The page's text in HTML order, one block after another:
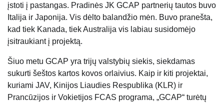
įstoti į pastangas. Pradinės JK GCAP partnerių tautos buvo
Italija ir Japonija. Vis dėlto balandžio mėn. Buvo pranešta,
kad tiek Kanada, tiek Australija vis labiau susidomėjo
įsitraukiant į projektą.
Šiuo metu GCAP yra trijų valstybių siekis, siekdamas
sukurti šeštos kartos kovos orlaivius. Kaip ir kiti projektai,
kuriami JAV, Kinijos Liaudies Respublika (KLR) ir
Prancūzijos ir Vokietijos FCAS programa, „GCAP“ turėtų